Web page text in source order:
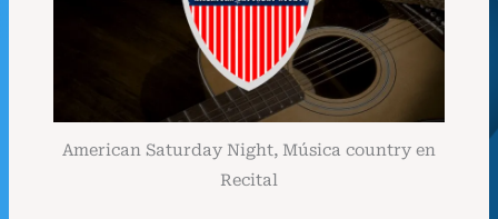
American Saturday Night, Música country en
Recital